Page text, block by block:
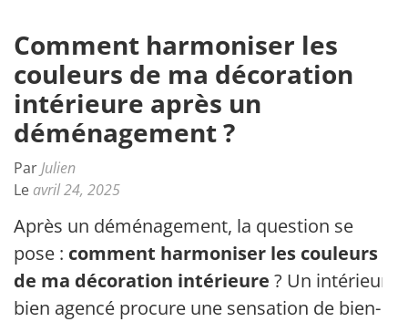
Comment harmoniser les
couleurs de ma décoration
intérieure après un
déménagement ?
ParJulien
Le avril 24, 2025
Après un déménagement, la question se
pose : comment harmoniser les couleurs
de ma décoration intérieure ? Un intérieur
bien agencé procure une sensation de bien-